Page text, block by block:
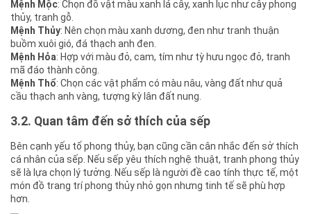
Mệnh Mộc: Chọn đồ vật màu xanh lá cây, xanh lục như cây phong
thủy, tranh gỗ.
Mệnh Thủy: Nên chọn màu xanh dương, đen như tranh thuận
buồm xuôi gió, đá thạch anh đen.
Mệnh Hỏa: Hợp với màu đỏ, cam, tím như tỳ hưu ngọc đỏ, tranh
mã đáo thành công.
Mệnh Thổ: Chọn các vật phẩm có màu nâu, vàng đất như quả
cầu thạch anh vàng, tượng kỳ lân đất nung.
3.2. Quan tâm đến sở thích của sếp
Bên cạnh yếu tố phong thủy, bạn cũng cần cân nhắc đến sở thích
cá nhân của sếp. Nếu sếp yêu thích nghệ thuật, tranh phong thủy
sẽ là lựa chọn lý tưởng. Nếu sếp là người đề cao tính thực tế, một
món đồ trang trí phong thủy nhỏ gọn nhưng tinh tế sẽ phù hợp
hơn.